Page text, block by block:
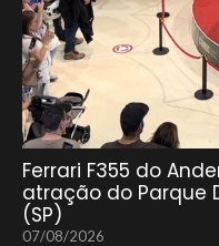
Ferrari F355 do
atração do Parque
(SP)
07/08/2026